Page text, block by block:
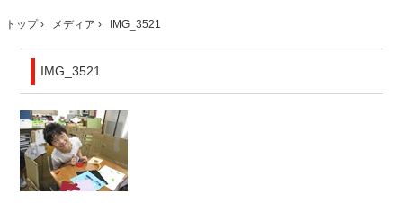
トップ› メディア › IMG_3521
IMG_3521